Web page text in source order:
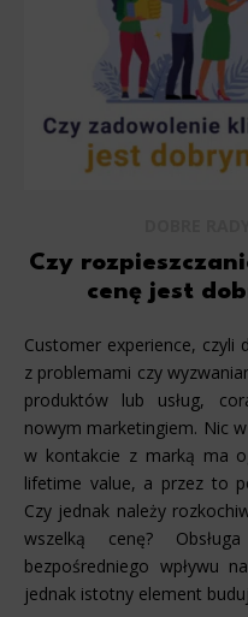
Czy
cenę jest
Customer experience, czyli
z problemami czy
produktów lub usług,
nowym marketingiem. Nic
w kontakcie z marką ma
lifetime value, a przez to
Czy jednak należy
wszelką cenę?
bezpośredniego wpływu
jednak istotny element